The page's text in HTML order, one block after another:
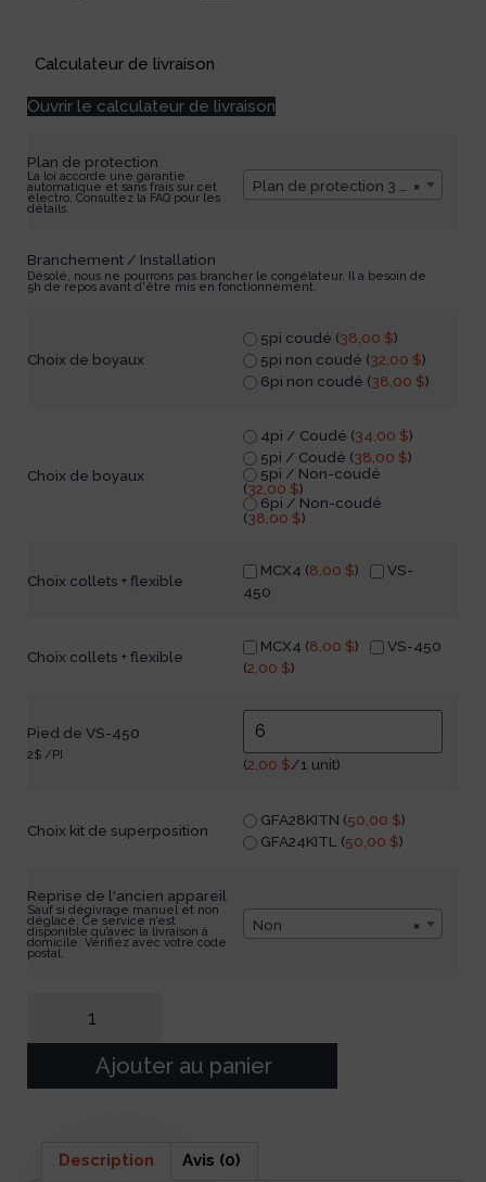
Calculateur de livraison
Ouvrir le calculateur de livraison
Plan de protection
La loi accorde une garantie
automatique et sans frais sur cet
électro. Consultez la FAQ pour les
détails.
×
Plan de protection 3 ans
Branchement / Installation
Désolé, nous ne pourrons pas brancher le congélateur. Il a besoin de
5h de repos avant d'être mis en fonctionnement.
Choix de boyaux
5pi coudé (38,00 $)
5pi non coudé (32,00 $)
6pi non coudé (38,00 $)
Choix de boyaux
4pi / Coudé (34,00 $)
5pi / Coudé (38,00 $)
5pi / Non-coudé
(32,00 $)
6pi / Non-coudé
(38,00 $)
Choix collets + flexible
MCX4 (8,00 $)
VS-
450
Choix collets + flexible
MCX4 (8,00 $)
VS-450
(2,00 $)
Pied de VS-450
2$ /PI
(2,00 $/1 unit)
Choix kit de superposition
GFA28KITN (50,00 $)
GFA24KITL (50,00 $)
Reprise de l'ancien appareil
Sauf si dégivrage manuel et non
déglacé. Ce service n’est
disponible qu’avec la livraison à
domicile. Vérifiez avec votre code
postal.
×
Non
Ajouter au panier
Description Avis (0)